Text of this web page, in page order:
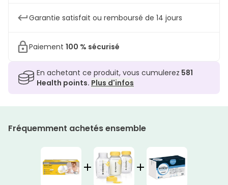
Garantie satisfait ou remboursé de 14 jours
Paiement 100 % sécurisé
En achetant ce produit, vous cumulerez 581
Health points. Plus d'infos
Fréquemment achetés ensemble